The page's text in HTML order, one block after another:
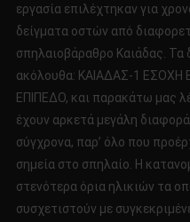
εργασία επιλέχτηκαν για
δείγματα οστών από
σπηλαιοβάραθρο Καιάδας. Τα
ακόλουθα: ΚΑΙΑΔΑΣ-1
ΕΠΙΠΕΔΟ, και παρακάτω μας
έχουν αρκετά μεγάλη
σύγχρονα, παρ’ όλο που
σημεία στο σπηλαίο. Η
στενότερα όρια ηλικιών τα
συσχετιστούν με